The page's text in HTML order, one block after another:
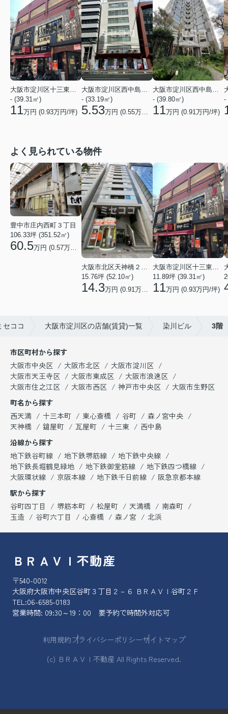
大阪市淀川区十三東２丁目
- (39.31㎡)
11万円 (0.93万円/坪)
大阪市淀川区西中島３丁目
- (33.19㎡)
5.53万円 (0.55万円/坪)
大阪市淀川区西中島６丁目
- (39.80㎡)
11万円 (0.91万円/坪)
-
よく見られている物件
豊中市庄内西町３丁目
106.33坪 (351.52㎡)
60.5万円 (0.57万円/坪)
大阪市北区天神橋２丁目
15.76坪 (52.10㎡)
14.3万円 (0.91万円/坪)
大阪市淀川区十三東２丁目
11.89坪 (39.31㎡)
11万円 (0.93万円/坪)
セココ 大阪市淀川区の店舗(賃貸)一覧 染川ビル 3階
市区町村から探す
大阪市中央区
大阪市北区
大阪市淀川区
大阪市天王寺区
大阪市東成区
大阪市浪速区
大阪市住之江区
大阪市西区 神戸市中央区
大阪市生野区
町名から探す
西天満
十三本町 東心斎橋 谷町
森ノ宮中央
天神橋
鎗屋町 瓦屋町 十三東
西中島
沿線から探す
地下鉄谷町線
地下鉄堺筋線
地下鉄中央線
地下鉄長堀鶴見緑地
地下鉄御堂筋線
地下鉄四つ橋線
大阪環状線
京阪本線 地下鉄千日前線
阪急京都本線
駅から探す
谷町四丁目
堺筋本町 松屋町 天満橋
南森町
玉造
谷町六丁目 心斎橋 森ノ宮 北浜
ＢＲＡＶＩ不動産
〒540-0012
大阪府大阪市中央区谷町３丁目２－６ ＢＲＡＶＩ谷町２Ｆ
TEL:06-6585-0183
営業時間: 09:30～19：00 要予約で時間外対応可
利用規約プライバシーポリシーサイトマップ
(c) ＢＲＡＶＩ不動産 All Rights Reserved.